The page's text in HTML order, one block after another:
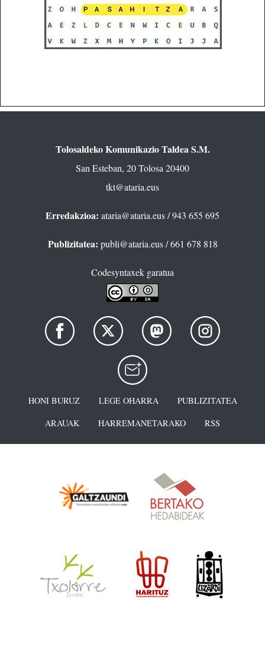
Tolosaldeko Komunikazio Taldea S.M.
San Esteban, 20 Tolosa 20400
tkt@ataria.eus
Erredakzioa: ataria@ataria.eus/ 943 655 695
Publizitatea: publi@ataria.eus/ 661 678 818
Codesyntaxek garatua
HONI BURUZ LEGE OHARRA
PUBLIZITATEA
ARAUAK
HARREMANETARAKO RSS